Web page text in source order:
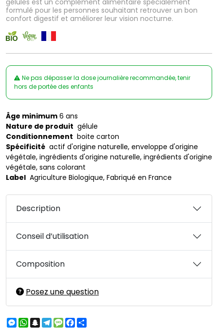
gélules est un complément alimentaire spécialement
formulé pour les personnes souhaitant retrouver un bon
confort digestif et améliorer leur vision nocturne.
Ne pas dépasser la dose journalière recommandée, tenir
hors de portée des enfants
Âge minimum 6 ans
Nature de produit gélule
Conditionnement boite carton
Spécificité actif d'origine naturelle, enveloppe d'origine
végétale, ingrédients d'origine naturelle, ingrédients d'origine
végétale, sans colorant
Label Agriculture Biologique, Fabriqué en France
Description
Conseil d’utilisation
Composition
Posez une question
Messenger
WhatsApp
Snapchat
Telegram
MessageFacebook